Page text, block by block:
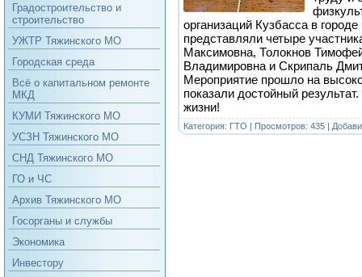
Градостроительство и
строительство
УЖТР Тяжинского МО
Городская среда
Всё о капитальном ремонте
МКД
КУМИ Тяжинского МО
УСЗН Тяжинского МО
СНД Тяжинского МО
ГО и ЧС
Архив Тяжинского МО
Госорганы и службы
Экономика
Инвестору
организаций Кузбасса в
представляли четыре
Максимовна, Толокнов
Владимировна и Скрипаль
Мероприятие прошло на
показали достойный
жизни!
Категория: ГТО | Просмотров: 435 |